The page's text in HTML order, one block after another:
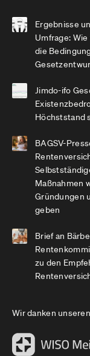
Ergebnisse
Umfrage:
die
Jimdo-ifo
Höchststand
BAGSV-
Maßnahmen
Gründungen
geben
Brief an
zu den
Wir danken